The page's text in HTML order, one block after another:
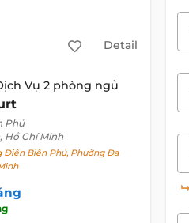
Detail
Vụ 2 phòng ngủ
Phủ
Hồ Chí Minh
Điện Biên Phủ, Phường Đa